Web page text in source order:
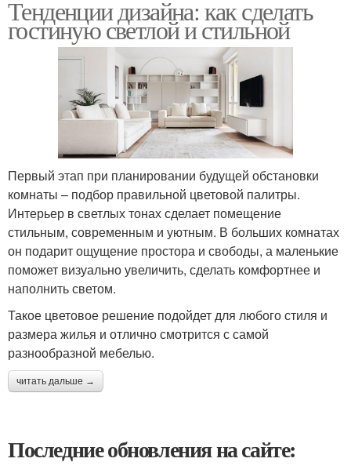
Тенденции дизайна: как сделать
гостиную светлой и стильной
Первый этап при планировании будущей обстановки
комнаты – подбор правильной цветовой палитры.
Интерьер в светлых тонах сделает помещение
стильным, современным и уютным. В больших комнатах
он подарит ощущение простора и свободы, а маленькие
поможет визуально увеличить, сделать комфортнее и
наполнить светом.
Такое цветовое решение подойдет для любого стиля и
размера жилья и отлично смотрится с самой
разнообразной мебелью.
читать дальше →
Последние обновления на сайте: